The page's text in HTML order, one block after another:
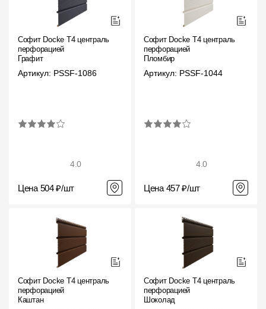
Фасадные панели
Комплектующие для фасадов
Мягкая кровля
Ламинированная черепица
Комплектующие к кровле
Водостоки
Пластиковые водосточные системы
Металлические водосточные системы
Софит Docke T4 центральной
перфорацией
Графит
Артикул: PSSF-1086
4.0
Цена 504 ₽/шт
Софит Docke T4 центральной
перфорацией
Пломбир
Артикул: PSSF-1044
4.0
Цена 457 ₽/шт
Софит Docke T4 центральной
перфорацией
Каштан
Софит Docke T4 центральной
перфорацией
Шоколад